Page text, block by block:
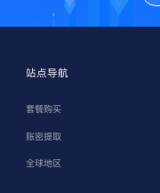
站点导航
套餐购买
账密提取
全球地区